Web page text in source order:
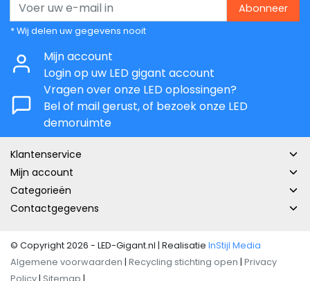
Abonneer
* Wij delen uw gegevens nooit
Mijn account
Login op uw LED gigant account
Vragen over onze LED oplossingen?
Bel of mail gerust, of bezoek onze LED
demoruimte
Klantenservice
Mijn account
Categorieën
Contactgegevens
© Copyright 2026 - LED-Gigant.nl | Realisatie InStijl Media
Algemene voorwaarden Recycling stichting open Privacy